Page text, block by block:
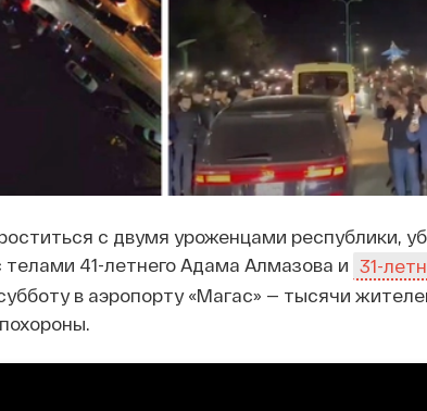
с двумя уроженцами республики,
41-летнего Адама Алмазова и 31-
в аэропорту «Магас» — тысячи